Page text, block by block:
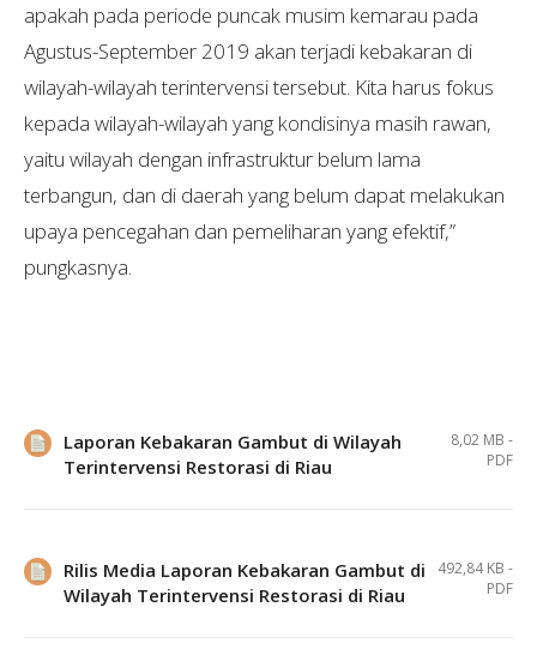
apakah pada periode puncak musim kemarau pada
Agustus-September 2019 akan terjadi kebakaran di
wilayah-wilayah terintervensi tersebut. Kita harus fokus
kepada wilayah-wilayah yang kondisinya masih rawan,
yaitu wilayah dengan infrastruktur belum lama
terbangun, dan di daerah yang belum dapat melakukan
upaya pencegahan dan pemeliharan yang efektif,”
pungkasnya.
Laporan Kebakaran Gambut di Wilayah
Terintervensi Restorasi di Riau
8,02 MB -
PDF
Rilis Media Laporan Kebakaran Gambut di
Wilayah Terintervensi Restorasi di Riau
492,84 KB -
PDF